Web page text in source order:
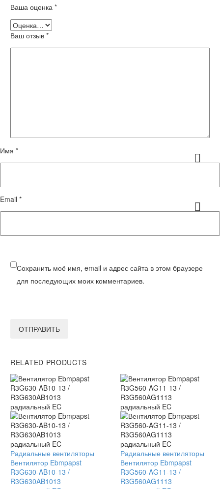
Ваша оценка *
Ваш отзыв *
Имя *
Email *
Сохранить моё имя, email и адрес сайта в этом браузере
для последующих моих комментариев.
ОТПРАВИТЬ
RELATED PRODUCTS
Вентилятор
Ebmpapst
R3G630-
AB10-
Радиальные вентиляторы
Вентилятор Ebmpapst
R3G630-AB10-13 /
R3G630AB1013
Вентилятор
Ebmpapst
R3G560-
AG11-
Радиальные вентиляторы
Вентилятор Ebmpapst
R3G560-AG11-13 /
R3G560AG1113